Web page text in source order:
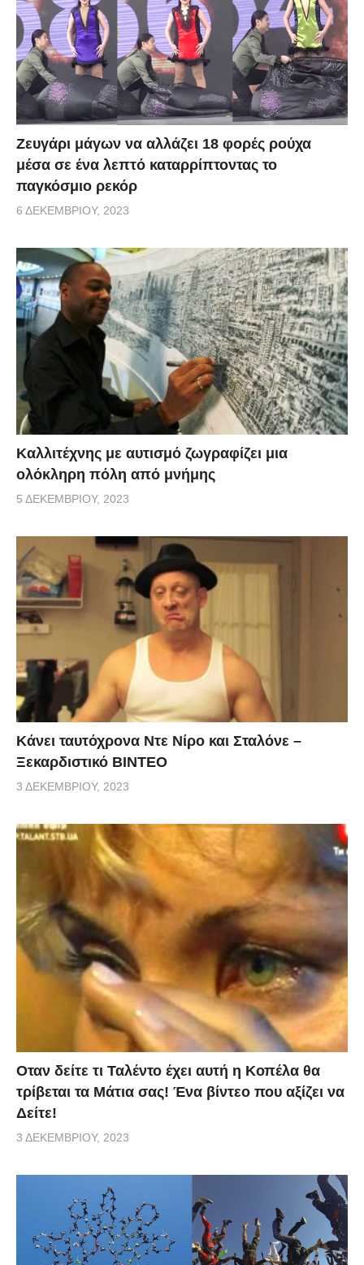
Zευγάρι μάγων να αλλάζει 18 φορές ρούχα
μέσα σε ένα λεπτό καταρρίπτοντας το
παγκόσμιο ρεκόρ
6 ΔΕΚΕΜΒΡΊΟΥ, 2023
Καλλιτέχνης με αυτισμό ζωγραφίζει μια
ολόκληρη πόλη από μνήμης
5 ΔΕΚΕΜΒΡΊΟΥ, 2023
Κάνει ταυτόχρονα Ντε Νίρο και Σταλόνε –
Ξεκαρδιστικό ΒΙΝΤΕΟ
3 ΔΕΚΕΜΒΡΊΟΥ, 2023
Οταν δείτε τι Ταλέντο έχει αυτή η Κοπέλα θα
τρίβεται τα Μάτια σας! Ένα βίντεο που αξίζει να
Δείτε!
3 ΔΕΚΕΜΒΡΊΟΥ, 2023